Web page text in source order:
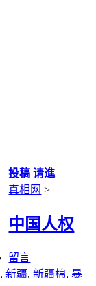
投稿 请進
真相网 >
中国人权
留言
, 新疆, 新疆棉, 暴